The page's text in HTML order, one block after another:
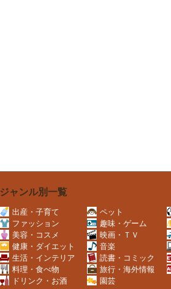
ジャンル別一覧
出産・子育て
ファッション
美容・コスメ
健康・ダイエット
生活・インテリア
料理・食べ物
ドリンク・お酒
ペット
趣味・ゲーム
映画・ＴＶ
音楽
読書・コミック
旅行・海外情報
園芸